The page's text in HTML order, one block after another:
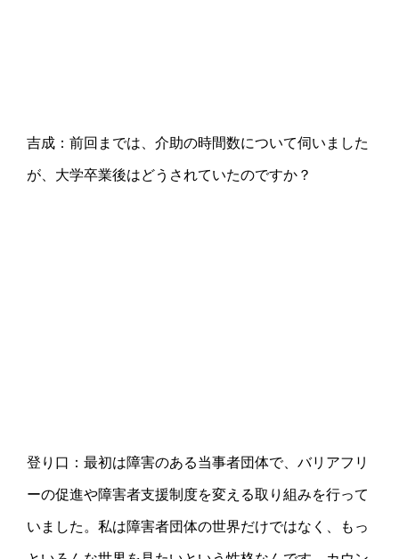
吉成：前回までは、介助の時間数について伺いました
が、大学卒業後はどうされていたのですか？
登り口：最初は障害のある当事者団体で、バリアフリ
ーの促進や障害者支援制度を変える取り組みを行って
いました。私は障害者団体の世界だけではなく、もっ